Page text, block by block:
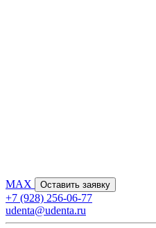
MAX Оставить заявку
+7 (928) 256-06-77
udenta@udenta.ru